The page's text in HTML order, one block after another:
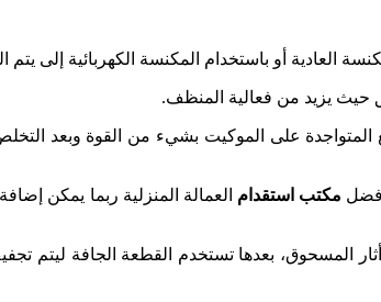
العادية أو باستخدام المكنسة الكهربائية إلى يتم
حيث يزيد من فعالية المنظف.
على الموكيت بشيء من القوة وبعد
مكتب استقدام العمالة المنزلية ربما يمكن
المسحوق، بعدها تستخدم القطعة الجافة